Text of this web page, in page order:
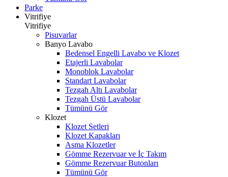
Parke
Vitrifiye
Vitrifiye
Pisuvarlar
Banyo Lavabo
Bedensel Engelli Lavabo ve Klozet
Etajerli Lavabolar
Monoblok Lavabolar
Standart Lavabolar
Tezgah Altı Lavabolar
Tezgah Üstü Lavabolar
Tümünü Gör
Klozet
Klozet Setleri
Klozet Kapakları
Asma Klozetler
Gömme Rezervuar ve İç Takım
Gömme Rezervuar Butonları
Tümünü Gör